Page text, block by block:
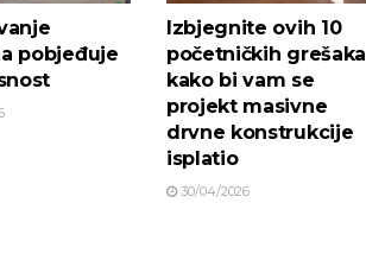
pobjeđuje
Izbjegnite ovih 10
početničkih grešaka
kako bi vam se
projekt masivne
drvne konstrukcije
isplatio
30/04/2026